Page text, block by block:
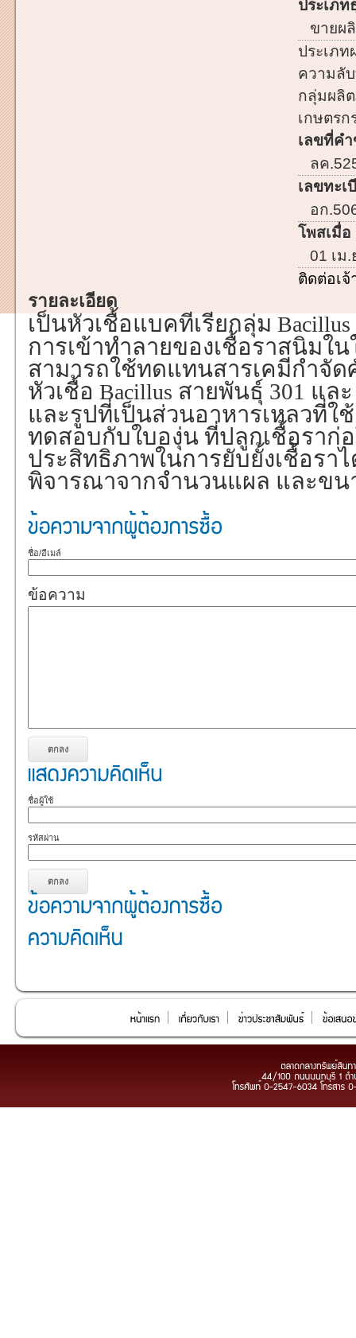
ประเภท
ขายผ
ประเภท
ความลั
กลุ่มผลิ
เกษตรก
เลขที่ค
ลค
เลขทะเ
อก
โพสเมื่อ
01 เม.
ติดต่อเจ้
รายละเอียด
เป็นหัวเชื้อแบคทีเรียกลุ่ม Bacillus
การเข้าทำลายของเชื้อราสนิมใ
สามารถใช้ทดแทนสารเคมีกำจัด
หัวเชื้อ Bacillus สายพันธุ์ 301 แล
และรูปที่เป็นส่วนอาหารเหลวที่ใช้
ทดสอบกับใบองุ่น ที่ปลูกเชื้อราก่
ประสิทธิภาพในการยับยั้งเชื้อรา
พิจารณาจากจำนวนแผล และขน
ชื่อ/อีเมล์
ข้อความ
ชื่อผู้ใช้
รหัสผ่าน